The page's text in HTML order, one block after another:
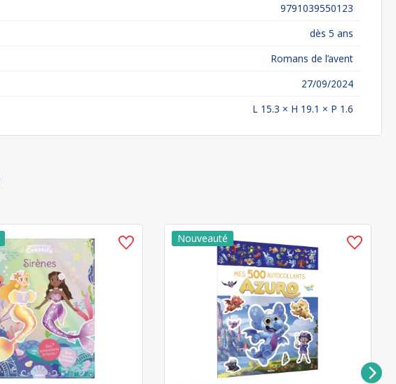
9791039550123
dès 5 ans
Romans de l’avent
27/09/2024
L 15.3 × H 19.1 × P 1.6